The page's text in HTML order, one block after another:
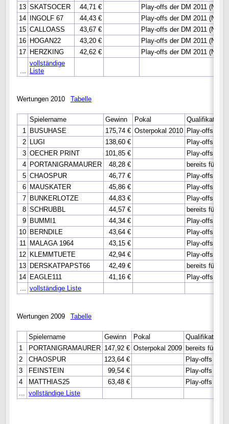
13 SKATSOCER 44,71 €
Play-offs der DM 2011 (N)
14
INGOLF 67 44,43 €
Play-offs der DM 2011 (N)
15 CALLOASS 43,67 €
Play-offs der DM 2011 (N)
16 HOGAN22 43,20 €
Play-offs der DM 2011 (N)
17 HERZKING 42,62 € Play-offs der DM 2011 (N)
...
vollständige
Liste
Wertungen 2010 Tabelle
Spielername Gewinn Pokal
1 BUSUHASE 175,74 € Osterpokal 2010 Play-offs der
2 LUGI 138,60 €
Play-offs der
3 OECHER PRINT 101,85 €
Play-offs der
4 PORTANIGRAMAURER 48,28 €
bereits für
5 CHAOSPUR 46,77 €
Play-offs der
6 MAUSKATER 45,86 €
Play-offs der
7 BUNKERLOTZE 44,83 €
Play-offs der
8 SCHRUBBL 44,57 €
bereits für
9 BUMMI1 44,34 €
Play-offs der
10 BERNDILE 43,64 €
Play-offs der
11 MALAGA 1964 43,15 €
Play-offs der
12 KLEMMTUETE 42,94 €
Play-offs der
13 DERSKATPAPST66 42,49 €
bereits für
14 EAGLE111 41,16 €
Play-offs der
... vollständige Liste
Wertungen 2009 Tabelle
Spielername Gewinn Pokal
Qualifikationen
1
PORTANIGRAMAURER 147,92 € Osterpokal 2009 bereits für
2
CHAOSPUR 123,64 €
Play-offs der
3
FEINSTEIN 99,54 €
Play-offs der
4
MATTHIAS25 63,48 €
Play-offs der
... vollständige Liste